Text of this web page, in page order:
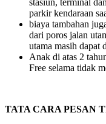
stasiun, terminal
parkir kendaraan
biaya tambahan
dari poros jalan
utama masih dapat
Anak di atas 2
Free selama tidak
TATA CARA PESAN